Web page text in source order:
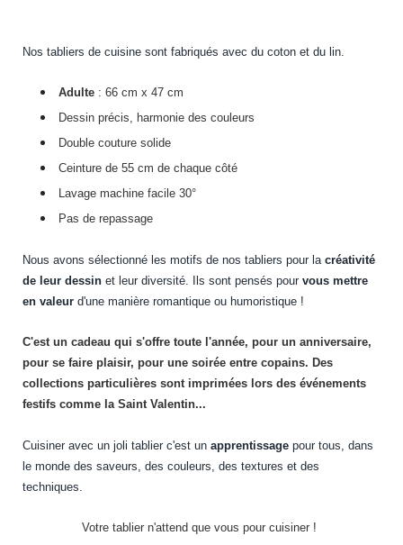
Nos tabliers de cuisine sont fabriqués avec du coton et du lin.
Adulte : 66 cm x 47 cm
Dessin précis, harmonie des couleurs
Double couture solide
Ceinture de 55 cm de chaque côté
Lavage machine facile 30°
Pas de repassage
Nous avons sélectionné les motifs de nos tabliers pour la créativité
de leur dessin et leur diversité. Ils sont pensés pour vous mettre
en valeur d'une manière romantique ou humoristique !
C'est un cadeau qui s'offre toute l'année, pour un anniversaire,
pour se faire plaisir, pour une soirée entre copains. Des
collections particulières sont imprimées lors des événements
festifs comme la Saint Valentin...
Cuisiner avec un joli tablier c'est un apprentissage pour tous, dans
le monde des saveurs, des couleurs, des textures et des
techniques.
Votre tablier n'attend que vous pour cuisiner !